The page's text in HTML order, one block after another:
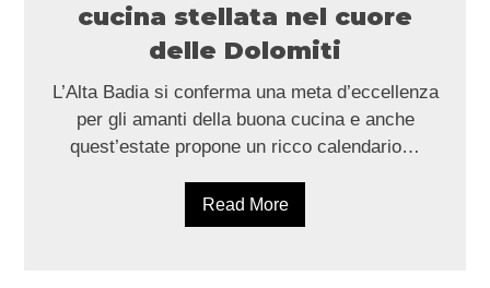
cucina stellata nel cuore
delle Dolomiti
L’Alta Badia si conferma una meta d’eccellenza
per gli amanti della buona cucina e anche
quest’estate propone un ricco calendario…
Read More